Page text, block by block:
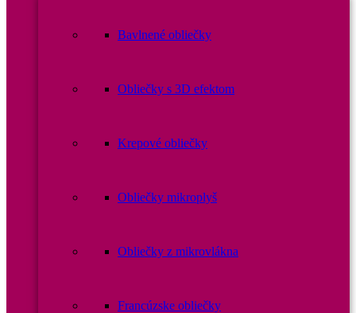
Bavlnené obliečky
Obliečky s 3D efektom
Krepové obliečky
Obliečky mikroplyš
Obliečky z mikrovlákna
Francúzske obliečky